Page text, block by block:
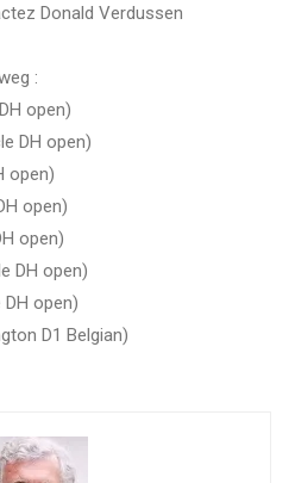
Donald Verdussen
:
open)
DH open)
open)
open)
open)
DH open)
open)
D1 Belgian)